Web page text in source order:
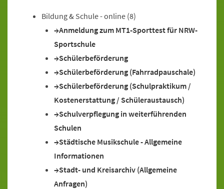
Bildung & Schule - online (8)
Anmeldung zum MT1-Sporttest für NRW-
Sportschule
Schülerbeförderung
Schülerbeförderung (Fahrradpauschale)
Schülerbeförderung (Schulpraktikum /
Kostenerstattung / Schüleraustausch)
Schulverpflegung in weiterführenden
Schulen
Städtische Musikschule - Allgemeine
Informationen
Stadt- und Kreisarchiv (Allgemeine
Anfragen)